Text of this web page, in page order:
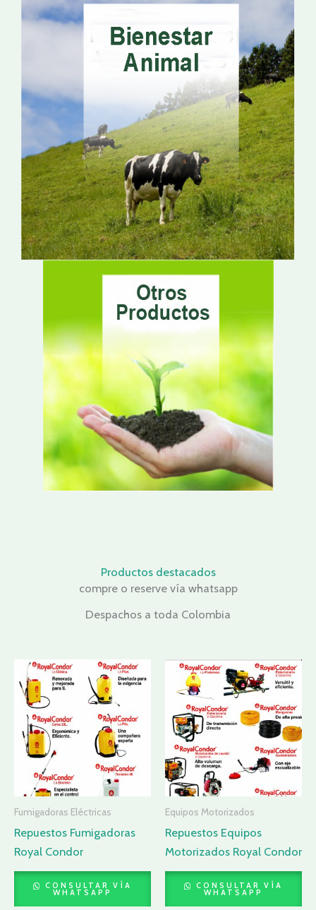
Productos destacados
compre o reserve vía whatsapp
Despachos a toda Colombia
Fumigadoras Eléctricas
Repuestos Fumigadoras
Royal Condor
CONSULTAR VÍA
WHATSAPP
Equipos Motorizados
Repuestos Equipos
Motorizados Royal Condor
CONSULTAR VÍA
WHATSAPP